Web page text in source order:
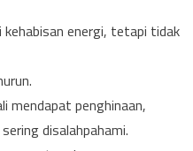
kehabisan energi, tetapi tidak
mendapat penghinaan,
disalahpahami.